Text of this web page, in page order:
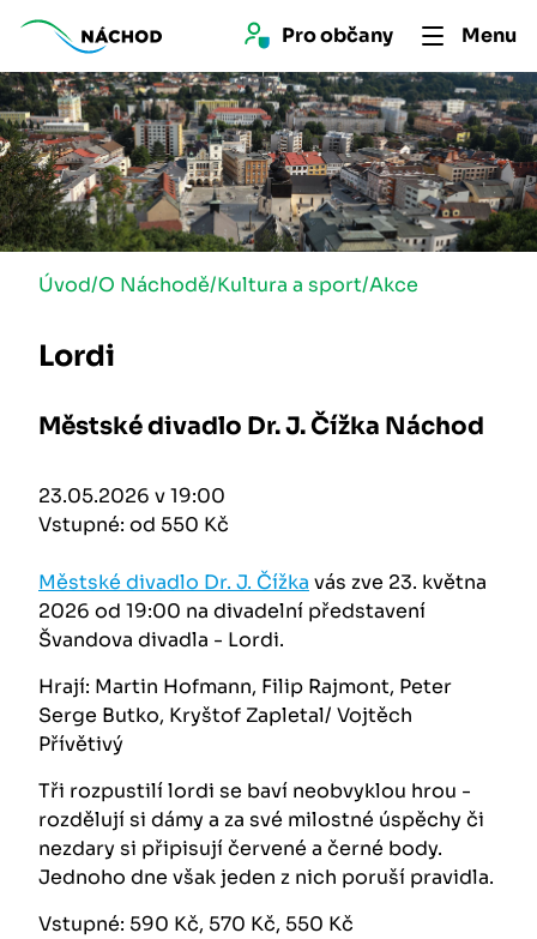
Pro občany Menu
Úvod/O Náchodě/Kultura a sport/Akce
Lordi
Městské divadlo Dr. J. Čížka Náchod
23.05.2026 v 19:00
Vstupné: od 550 Kč
Městské divadlo Dr. J. Čížka vás zve 23. května
2026 od 19:00 na divadelní představení
Švandova divadla - Lordi.
Hrají: Martin Hofmann, Filip Rajmont, Peter
Serge Butko, Kryštof Zapletal/ Vojtěch
Přívětivý
Tři rozpustilí lordi se baví neobvyklou hrou -
rozdělují si dámy a za své milostné úspěchy či
nezdary si připisují červené a černé body.
Jednoho dne však jeden z nich poruší pravidla.
Vstupné: 590 Kč, 570 Kč, 550 Kč